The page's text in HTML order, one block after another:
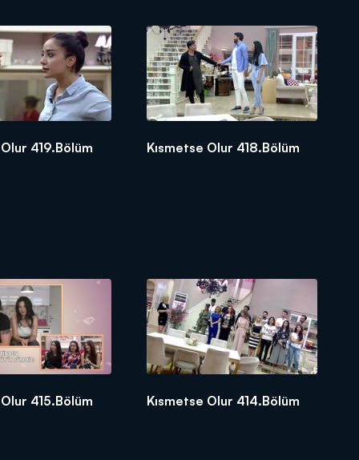
419.Bölüm Kısmetse Olur 418.Bölüm
415.Bölüm Kısmetse Olur 414.Bölüm